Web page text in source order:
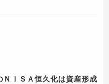
ＮＩＳＡ恒久化は資産形成